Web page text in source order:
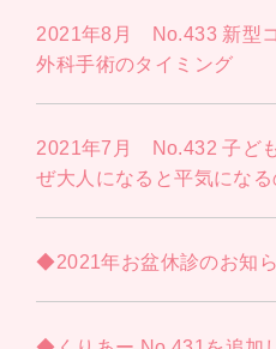
2021年8月 No.433 新型
外科手術のタイミング
2021年7月 No.432 子ど
ぜ大人になると平気になる
◆2021年お盆休診のお知